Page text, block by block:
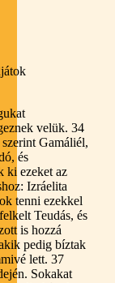
velük. 34
Gamáliél,
és
ki ezeket az
Izráelita
tenni ezekkel
Teudás, és
is hozzá
pedig bíztak
lett. 37
Sokakat